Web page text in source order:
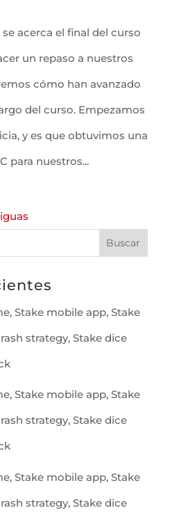
acerca el final del curso
un repaso a nuestros
cómo han avanzado
del curso. Empezamos
y es que obtuvimos una
para nuestros...
Stake mobile app, Stake
strategy, Stake dice
Stake mobile app, Stake
strategy, Stake dice
Stake mobile app, Stake
strategy, Stake dice